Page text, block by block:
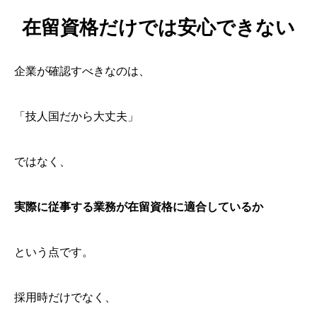
在留資格だけでは安心できない
企業が確認すべきなのは、
「技人国だから大丈夫」
ではなく、
実際に従事する業務が在留資格に適合しているか
という点です。
採用時だけでなく、